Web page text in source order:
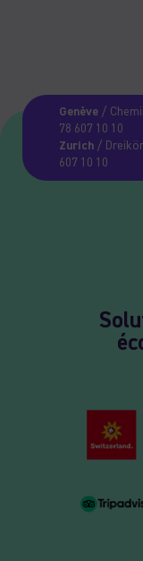
Genève/
78 607 10 10
Zurich/
607 10 10